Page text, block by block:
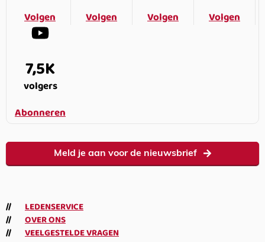
Volgen
Volgen
Volgen
Volgen
7,5K
volgers
Abonneren
Meld je aan voor de nieuwsbrief
LEDENSERVICE
OVER ONS
VEELGESTELDE VRAGEN